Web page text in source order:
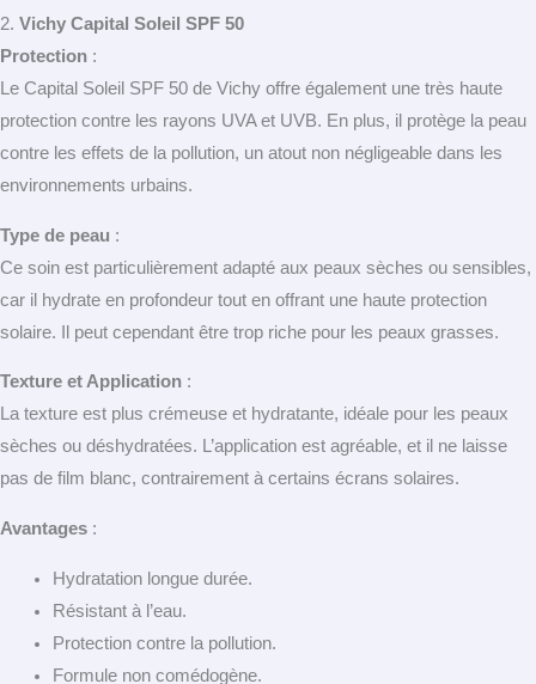
2. Vichy Capital Soleil SPF 50
Protection :
Le Capital Soleil SPF 50 de Vichy offre également une très haute
protection contre les rayons UVA et UVB. En plus, il protège la peau
contre les effets de la pollution, un atout non négligeable dans les
environnements urbains.
Type de peau :
Ce soin est particulièrement adapté aux peaux sèches ou sensibles,
car il hydrate en profondeur tout en offrant une haute protection
solaire. Il peut cependant être trop riche pour les peaux grasses.
Texture et Application :
La texture est plus crémeuse et hydratante, idéale pour les peaux
sèches ou déshydratées. L’application est agréable, et il ne laisse
pas de film blanc, contrairement à certains écrans solaires.
Avantages :
Hydratation longue durée.
Résistant à l’eau.
Protection contre la pollution.
Formule non comédogène.